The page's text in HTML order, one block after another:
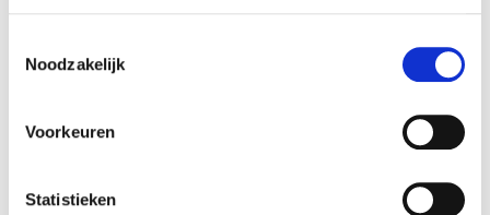
Noodzakelijk
Voorkeuren
Statistieken
Volvo staat voor premium mobiliteit met oog voor
mens, milieu en comfort. Het 100% elektrische
luxueuze EX90 – bewijst dat elektrisch rijden perfect
daar het intuïtieve infotainment, topveiligheid en een